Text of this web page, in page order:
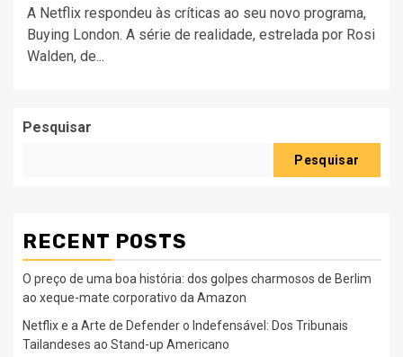
A Netflix respondeu às críticas ao seu novo programa,
Buying London. A série de realidade, estrelada por Rosi
Walden, de...
Pesquisar
Pesquisar
RECENT POSTS
O preço de uma boa história: dos golpes charmosos de Berlim
ao xeque-mate corporativo da Amazon
Netflix e a Arte de Defender o Indefensável: Dos Tribunais
Tailandeses ao Stand-up Americano